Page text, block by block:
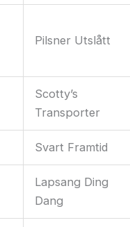
Pilsner Utslått
Scotty’s
Transporter
Svart Framtid
Lapsang Ding
Dang